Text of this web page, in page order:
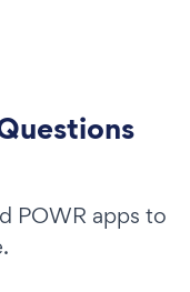
POWR apps to